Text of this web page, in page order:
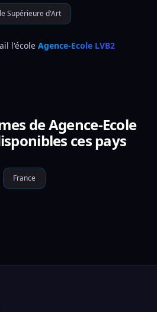
Supérieure d'Art
l'école Agence-Ecole LVB2
de Agence-Ecole
ces pays
France